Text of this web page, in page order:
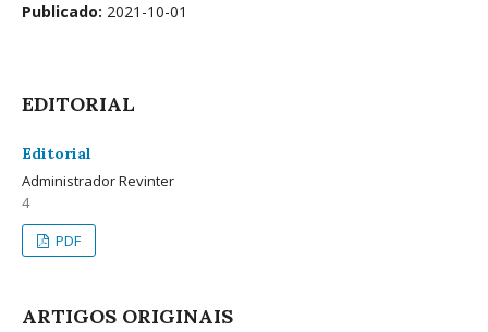
Publicado: 2021-10-01
EDITORIAL
Editorial
Administrador Revinter
4
PDF
ARTIGOS ORIGINAIS